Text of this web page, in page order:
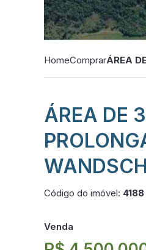
HomeComprarÁREA
ÁREA DE
Código do imóvel: 4188
Venda